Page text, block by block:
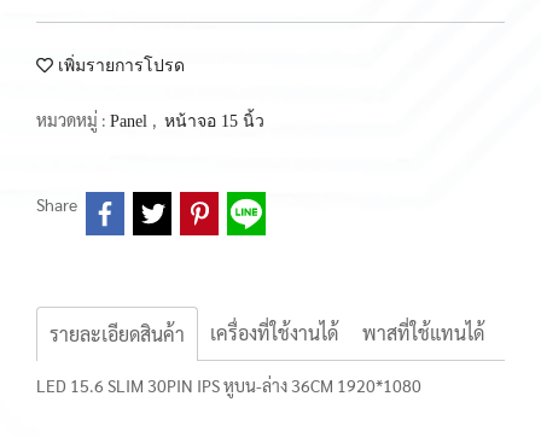
เพิ่มรายการโปรด
หมวดหมู่ : Panel , หน้าจอ 15 นิ้ว
Share
รายละเอียดสินค้า เครื่องที่ใช้งานได้ พาสที่ใช้แทนได้
LED 15.6 SLIM 30PIN IPS หูบน-ล่าง 36CM 1920*1080